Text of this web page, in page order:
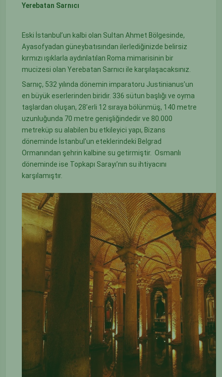
Yerebatan Sarnıcı
Eski İstanbul’un kalbi olan Sultan Ahmet Bölgesinde,
Ayasofyadan güneybatısından ilerlediğinizde belirsiz
kırmızı ışıklarla aydınlatılan Roma mimarisinin bir
mucizesi olan Yerebatan Sarnıcı ile karşılaşacaksınız.
Sarnıç, 532 yılında dönemin imparatoru Justinianus’un
en büyük eserlerinden biridir. 336 sütun başlığı ve oyma
taşlardan oluşan, 28’erli 12 sıraya bölünmüş, 140 metre
uzunluğunda 70 metre genişliğindedir ve 80.000
metreküp su alabilen bu etkileyici yapı, Bizans
döneminde İstanbul’un eteklerindeki Belgrad
Ormanından şehrin kalbine su getirmiştir. Osmanlı
döneminde ise Topkapı Sarayı’nın su ihtiyacını
karşılamıştır.